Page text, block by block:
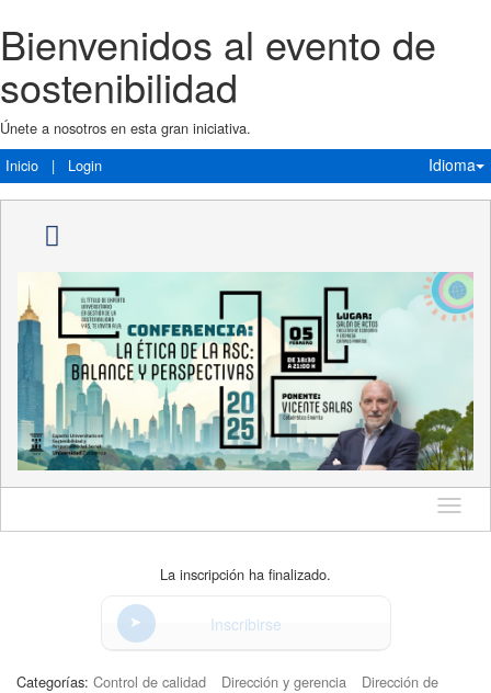
Bienvenidos al evento de
sostenibilidad
Únete a nosotros en esta gran iniciativa.
Inicio
| Login Idioma
Idioma
La inscripción ha finalizado.
Inscribirse
Categorías: Control de calidad Dirección y gerencia
Dirección de